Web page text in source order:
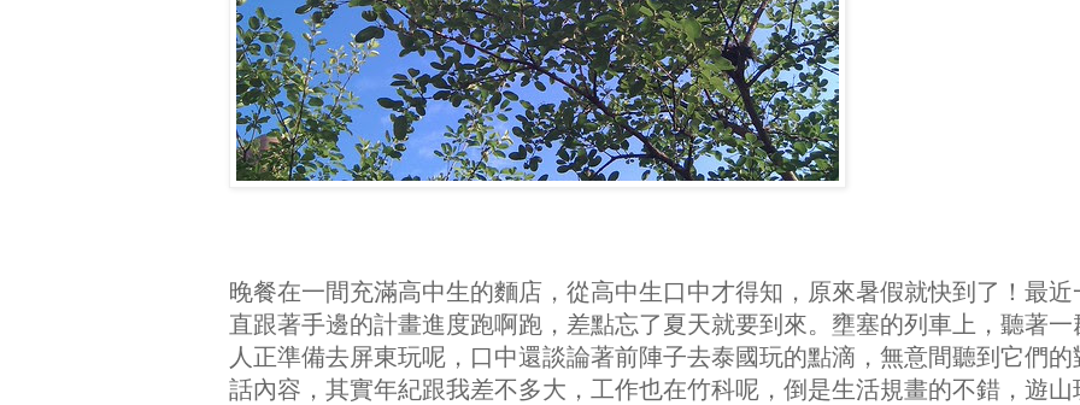
晚餐在一間充滿高中生的麵店，從高中生口中才得知，原來暑假就快到了！最近
直跟著手邊的計畫進度跑啊跑，差點忘了夏天就要到來。壅塞的列車上，聽著一
人正準備去屏東玩呢，口中還談論著前陣子去泰國玩的點滴，無意間聽到它們的
話內容，其實年紀跟我差不多大，工作也在竹科呢，倒是生活規畫的不錯，遊山